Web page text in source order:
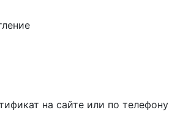
на сайте или по телефону